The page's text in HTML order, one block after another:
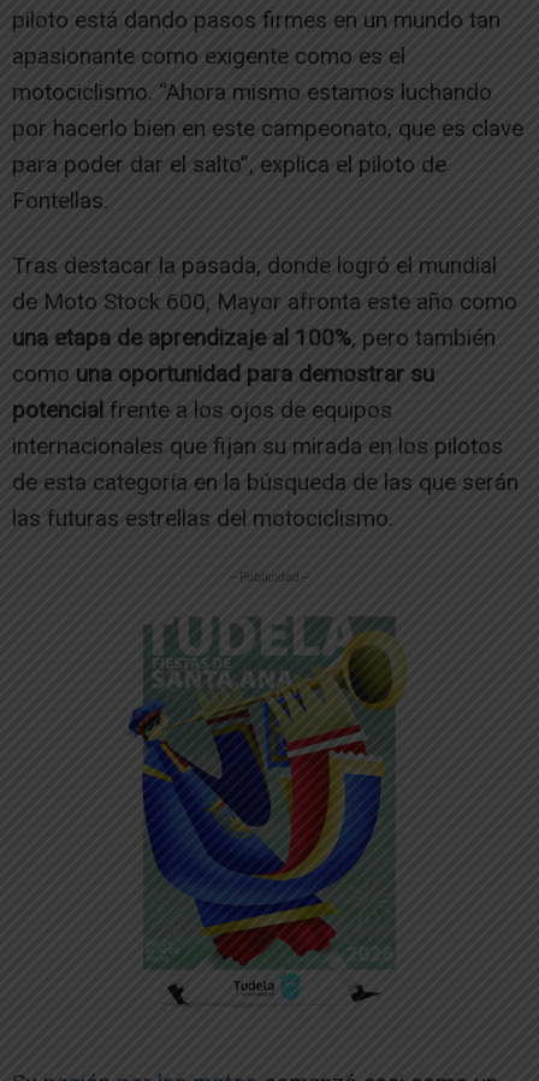
piloto está dando pasos firmes en un mundo tan
apasionante como exigente como es el
motociclismo. “Ahora mismo estamos luchando
por hacerlo bien en este campeonato, que es clave
para poder dar el salto”, explica el piloto de
Fontellas.
Tras destacar la pasada, donde logró el mundial
de Moto Stock 600, Mayor afronta este año como
una etapa de aprendizaje al 100%, pero también
como una oportunidad para demostrar su
potencial frente a los ojos de equipos
internacionales que fijan su mirada en los pilotos
de esta categoría en la búsqueda de las que serán
las futuras estrellas del motociclismo.
-- Publicidad --